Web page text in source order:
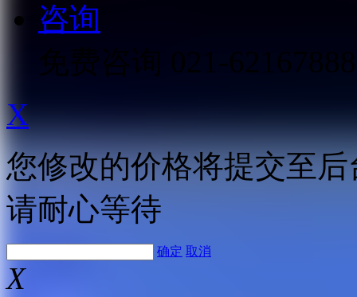
咨询
免费咨询 021-62167888
X
您修改的价格将提交至
请耐心等待
确定 取消
X